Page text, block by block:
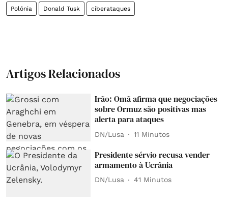
Polónia Donald Tusk ciberataques
Artigos Relacionados
Irão: Omã afirma que negociações
sobre Ormuz são positivas mas
alerta para ataques
DN/Lusa 11 Minutos
Presidente sérvio recusa vender
armamento à Ucrânia
DN/Lusa 41 Minutos